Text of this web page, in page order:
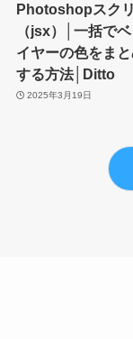
Photoshopスク
（jsx）│一括で
イヤーの色をま
する方法│Ditto
2025年3月19日